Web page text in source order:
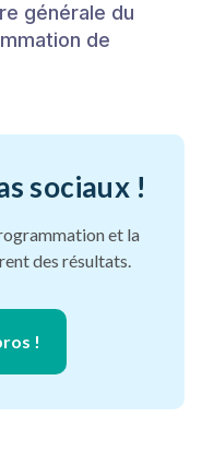
générale du
de
sociaux !
et la
des résultats.
!